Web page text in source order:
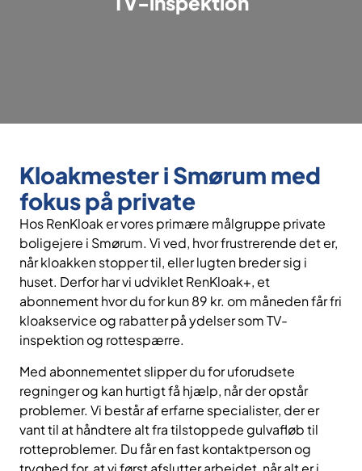
Kloakmester i Smørum med
fokus på private
Hos RenKloak er vores primære målgruppe private
boligejere i Smørum. Vi ved, hvor frustrerende det er,
når kloakken stopper til, eller lugten breder sig i
huset. Derfor har vi udviklet RenKloak+, et
abonnement hvor du for kun 89 kr. om måneden får fri
kloakservice og rabatter på ydelser som TV-
inspektion og rottespærre.
Med abonnementet slipper du for uforudsete
regninger og kan hurtigt få hjælp, når der opstår
problemer. Vi består af erfarne specialister, der er
vant til at håndtere alt fra tilstoppede gulvafløb til
rotteproblemer. Du får en fast kontaktperson og